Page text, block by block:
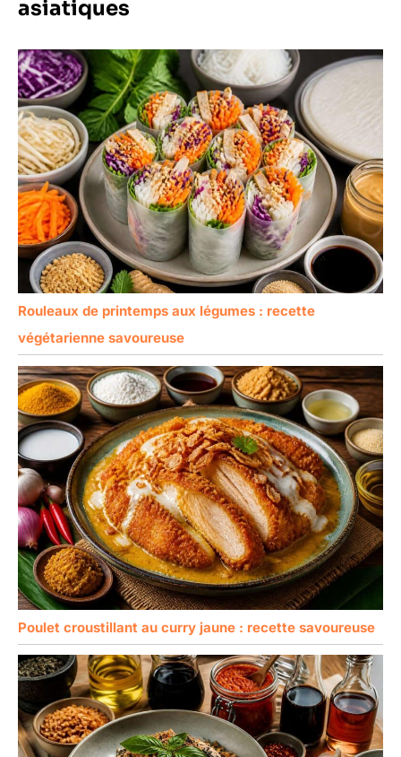
vacances. Utilisez-le
comme un plat à bijoux
bleu, un plat à bijoux ou
un plat à bijoux. Sa
polyvalence garantit qu'il
sera aimé et utilisé au
quotidien
valeur votre décor avec
des bols à fruits
décoratifs, cette pièce
offre une beauté fiable
dans chaque
environnement Un
cadeau attentionné pour
toutes les occasions :
avec son design élégant
et son charme
fonctionnel, ce bol
décoratif pour décoration
d'intérieur est un cadeau
pendaison de crémaillère,
un anniversaire ou des
vacances. Utilisez-le
comme un plat à bijoux
bleu, un plat à bijoux ou
un plat à bijoux. Sa
polyvalence garantit qu'il
sera aimé et utilisé au
quotidien
asiatiques
Rouleaux de printemps aux légumes : recette
végétarienne savoureuse
Poulet croustillant au curry jaune : recette savoureuse